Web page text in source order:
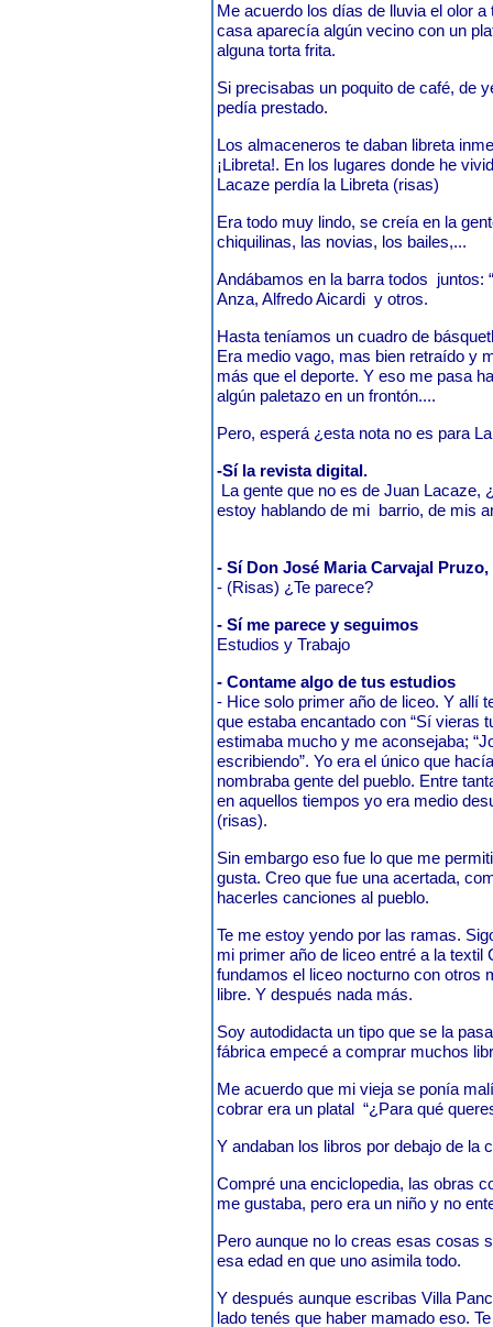
Me acuerdo los días de lluvia el olor
casa aparecía algún vecino con un
alguna torta frita.
Si precisabas un poquito de café, de
pedía prestado.
Los almaceneros te daban libreta
¡Libreta!. En los lugares donde he
Lacaze perdía la Libreta (risas)
Era todo muy lindo, se creía en la
chiquilinas, las novias, los bailes,...
Andábamos en la barra todos juntos:
Anza, Alfredo Aicardi y otros.
Hasta teníamos un cuadro de
Era medio vago, mas bien retraído y
más que el deporte. Y eso me pasa
algún paletazo en un frontón....
Pero, esperá ¿esta nota no es para
-Sí la revista digital.
La gente que no es de Juan Lacaze,
estoy hablando de mi barrio, de mis
- Sí Don José Maria Carvajal Pruzo,
- (Risas) ¿Te parece?
- Sí me parece y seguimos
Estudios y Trabajo
- Contame algo de tus estudios
- Hice solo primer año de liceo. Y allí
que estaba encantado con “Sí vieras
estimaba mucho y me aconsejaba;
escribiendo”. Yo era el único que
nombraba gente del pueblo. Entre
en aquellos tiempos yo era medio
(risas).
Sin embargo eso fue lo que me
gusta. Creo que fue una acertada,
hacerles canciones al pueblo.
Te me estoy yendo por las ramas.
mi primer año de liceo entré a la textil
fundamos el liceo nocturno con otros
libre. Y después nada más.
Soy autodidacta un tipo que se la
fábrica empecé a comprar muchos
Me acuerdo que mi vieja se ponía
cobrar era un platal “¿Para qué
Y andaban los libros por debajo de la
Compré una enciclopedia, las obras
me gustaba, pero era un niño y no
Pero aunque no lo creas esas cosas
esa edad en que uno asimila todo.
Y después aunque escribas Villa
lado tenés que haber mamado eso.